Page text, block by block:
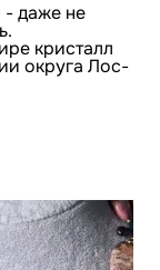
- даже не
кристалл
округа Лос-